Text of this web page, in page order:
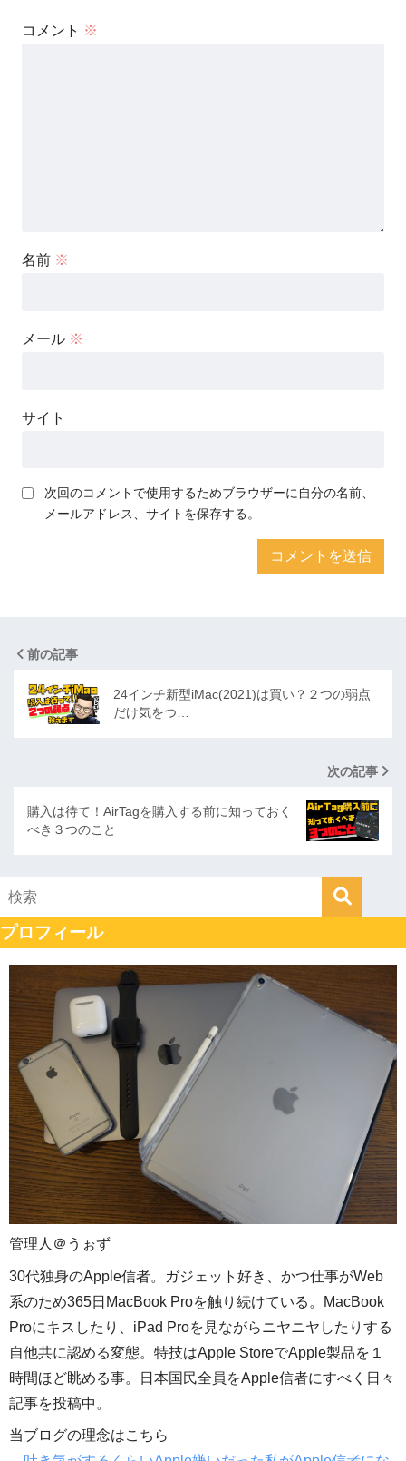
コメント ※
名前 ※
メール ※
サイト
次回のコメントで使用するためブラウザーに自分の名前、
メールアドレス、サイトを保存する。
前の記事
24インチ新型iMac(2021)は買い？２つの弱点
だけ気をつ…
次の記事
購入は待て！AirTagを購入する前に知っておく
べき３つのこと
プロフィール
管理人＠うぉず
30代独身のApple信者。ガジェット好き、かつ仕事がWeb
系のため365日MacBook Proを触り続けている。MacBook
Proにキスしたり、iPad Proを見ながらニヤニヤしたりする
自他共に認める変態。特技はApple StoreでApple製品を１
時間ほど眺める事。日本国民全員をApple信者にすべく日々
記事を投稿中。
当ブログの理念はこちら